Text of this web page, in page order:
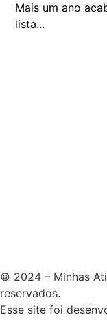
Mais um ano
lista...
© 2024 – Minhas
reservados.
Esse site foi